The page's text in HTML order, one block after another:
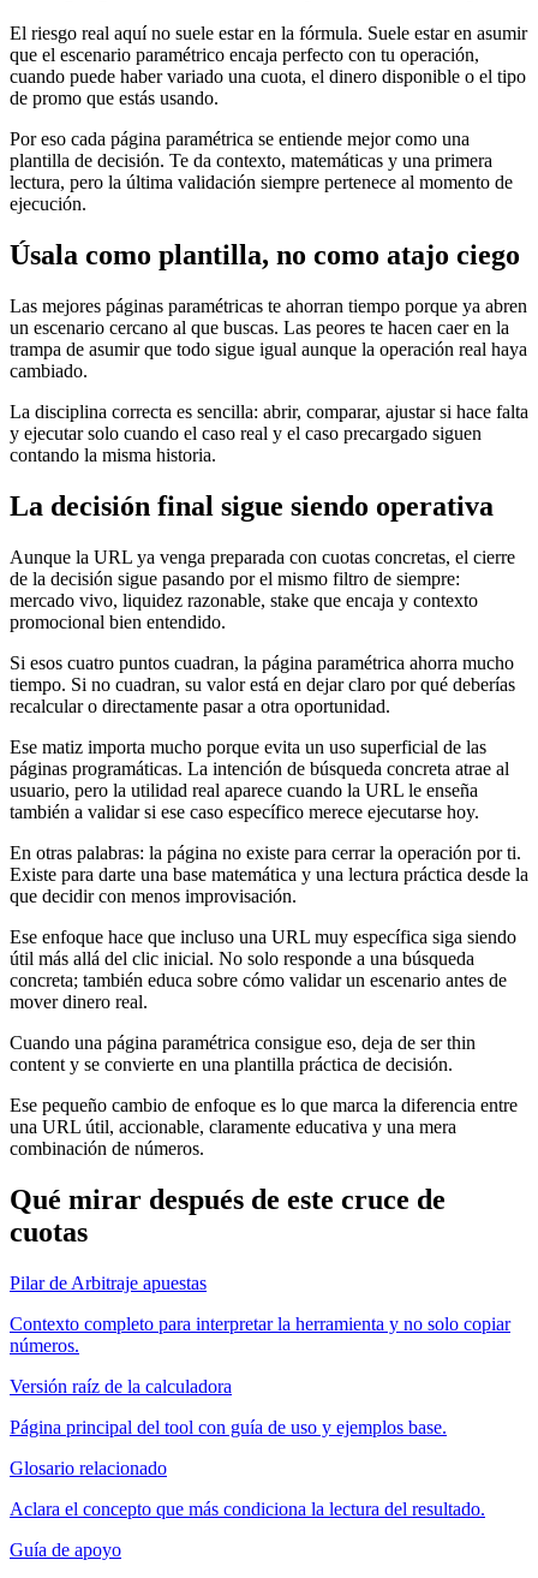
El riesgo real aquí no suele estar en la fórmula. Suele estar en asumir
que el escenario paramétrico encaja perfecto con tu operación,
cuando puede haber variado una cuota, el dinero disponible o el tipo
de promo que estás usando.
Por eso cada página paramétrica se entiende mejor como una
plantilla de decisión. Te da contexto, matemáticas y una primera
lectura, pero la última validación siempre pertenece al momento de
ejecución.
Úsala como plantilla, no como atajo ciego
Las mejores páginas paramétricas te ahorran tiempo porque ya abren
un escenario cercano al que buscas. Las peores te hacen caer en la
trampa de asumir que todo sigue igual aunque la operación real haya
cambiado.
La disciplina correcta es sencilla: abrir, comparar, ajustar si hace falta
y ejecutar solo cuando el caso real y el caso precargado siguen
contando la misma historia.
La decisión final sigue siendo operativa
Aunque la URL ya venga preparada con cuotas concretas, el cierre
de la decisión sigue pasando por el mismo filtro de siempre:
mercado vivo, liquidez razonable, stake que encaja y contexto
promocional bien entendido.
Si esos cuatro puntos cuadran, la página paramétrica ahorra mucho
tiempo. Si no cuadran, su valor está en dejar claro por qué deberías
recalcular o directamente pasar a otra oportunidad.
Ese matiz importa mucho porque evita un uso superficial de las
páginas programáticas. La intención de búsqueda concreta atrae al
usuario, pero la utilidad real aparece cuando la URL le enseña
también a validar si ese caso específico merece ejecutarse hoy.
En otras palabras: la página no existe para cerrar la operación por ti.
Existe para darte una base matemática y una lectura práctica desde la
que decidir con menos improvisación.
Ese enfoque hace que incluso una URL muy específica siga siendo
útil más allá del clic inicial. No solo responde a una búsqueda
concreta; también educa sobre cómo validar un escenario antes de
mover dinero real.
Cuando una página paramétrica consigue eso, deja de ser thin
content y se convierte en una plantilla práctica de decisión.
Ese pequeño cambio de enfoque es lo que marca la diferencia entre
una URL útil, accionable, claramente educativa y una mera
combinación de números.
Qué mirar después de este cruce de
cuotas
Pilar de Arbitraje apuestas
Contexto completo para interpretar la herramienta y no solo copiar
números.
Versión raíz de la calculadora
Página principal del tool con guía de uso y ejemplos base.
Glosario relacionado
Aclara el concepto que más condiciona la lectura del resultado.
Guía de apoyo